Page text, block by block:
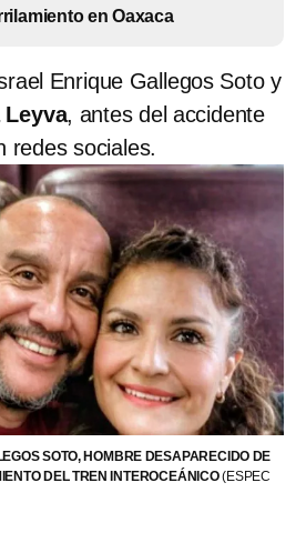
en Oaxaca
Enrique Gallegos Soto y
Leyva, antes del accidente
redes sociales.
SOTO, HOMBRE DESAPARECIDO DE
DEL TREN INTEROCEÁNICO(ESPEC